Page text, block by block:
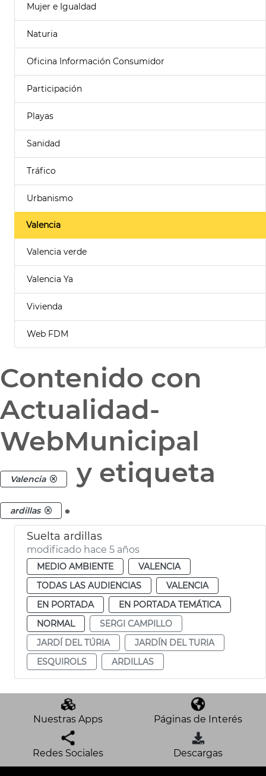
Mujer e Igualdad
Naturia
Oficina Información Consumidor
Participación
Playas
Sanidad
Tráfico
Urbanismo
Valencia
Valencia verde
Valencia Ya
Vivienda
Web FDM
Contenido con
Actualidad-
WebMunicipal
Valencia y etiqueta
ardillas .
Suelta ardillas
modificado hace 5 años
MEDIO AMBIENTE
VALENCIA
TODAS LAS AUDIENCIAS
VALENCIA
EN PORTADA
EN PORTADA TEMÁTICA
NORMAL
SERGI CAMPILLO
JARDÍ DEL TÚRIA
JARDÍN DEL TURIA
ESQUIROLS
ARDILLAS
Nuestras Apps Páginas de Interés
Redes Sociales Descargas